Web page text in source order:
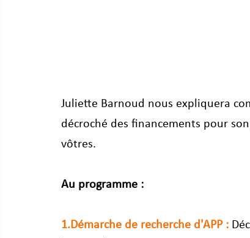
Juliette Barnoud nous expliquera
décroché des financements pour
vôtres.
Au programme :
1.Démarche de recherche d'APP :